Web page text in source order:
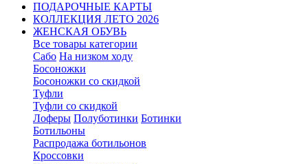
ПОДАРОЧНЫЕ КАРТЫ
КОЛЛЕКЦИЯ ЛЕТО 2026
ЖЕНСКАЯ ОБУВЬ
Все товары категории
Сабо На низком ходу
Босоножки
Босоножки со скидкой
Туфли
Туфли со скидкой
Лоферы Полуботинки Ботинки
Ботильоны
Распродажа ботильонов
Кроссовки